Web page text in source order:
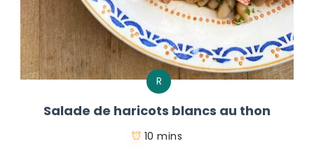
R
Salade de haricots blancs au thon
10 mins